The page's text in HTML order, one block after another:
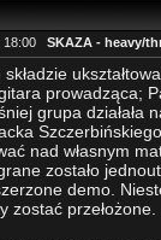
18:00 SKAZA - heavy/
składzie
prowadząca;
grupa działała
nad własnym
zostało
demo.
zostać przełożone.